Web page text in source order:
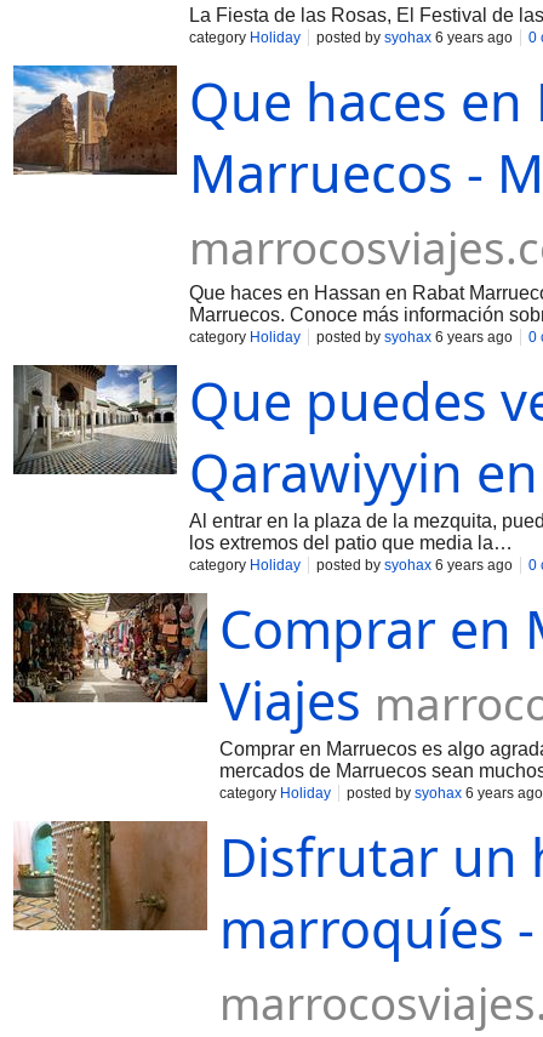
La Fiesta de las Rosas, El Festival de
category Holiday posted by syohax 6 years ago 0
Que haces
Marruecos -
Que haces en Hassan en Rabat
Marruecos. Conoce más información
category Holiday posted by syohax 6 years ago 0
Que puedes
Qarawiyyin
Al entrar en la plaza de la mezquita,
los extremos del patio que media la…
category Holiday posted by syohax 6 years ago 0
Comprar en
Viajes
Comprar en Marruecos es algo
mercados de Marruecos sean
category Holiday posted by syohax 6 years ago
Disfrutar un
marroquíes